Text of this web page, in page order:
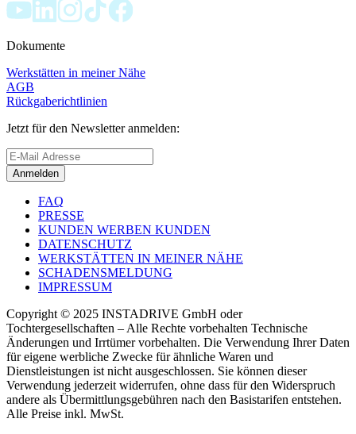
Dokumente
Werkstätten in meiner Nähe
AGB
Rückgaberichtlinien
Jetzt für den Newsletter anmelden:
Anmelden
FAQ
PRESSE
KUNDEN WERBEN KUNDEN
DATENSCHUTZ
WERKSTÄTTEN IN MEINER NÄHE
SCHADENSMELDUNG
IMPRESSUM
Copyright © 2025 INSTADRIVE GmbH oder
Tochtergesellschaften – Alle Rechte vorbehalten Technische
Änderungen und Irrtümer vorbehalten. Die Verwendung Ihrer Daten
für eigene werbliche Zwecke für ähnliche Waren und
Dienstleistungen ist nicht ausgeschlossen. Sie können dieser
Verwendung jederzeit widerrufen, ohne dass für den Widerspruch
andere als Übermittlungsgebühren nach den Basistarifen entstehen.
Alle Preise inkl. MwSt.